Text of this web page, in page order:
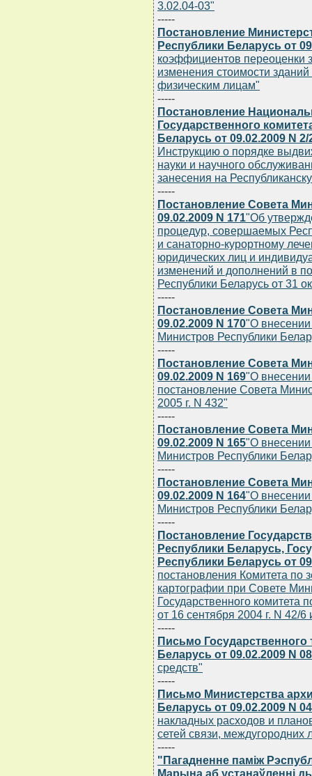
3.02.04-03"
-----
Постановление
Республики Беларусь от
коэффициентов переоценки
изменения стоимости
физическим лицам"
-----
Постановление
Государственного
Беларусь от 09.02.2009 N 2/
Инструкцию о порядке
науки и научного
занесения на
-----
Постановление Совета
09.02.2009 N 171"Об
процедур, совершаемых
и санаторно-курортному
юридических лиц и
изменений и дополнений в
Республики Беларусь от 31
-----
Постановление Совета
09.02.2009 N 170"О
Министров Республики
-----
Постановление Совета
09.02.2009 N 169"О
постановление Совета
2005 г. N 432"
-----
Постановление Совета
09.02.2009 N 165"О
Министров Республики
-----
Постановление Совета
09.02.2009 N 164"О
Министров Республики
-----
Постановление
Республики Беларусь,
Республики Беларусь от
постановления Комитета по
картографии при Совете
Государственного комитета
от 16 сентября 2004 г. N 42/
-----
Письмо
Беларусь от 09.02.2009 N
средств"
-----
Письмо Министерства
Беларусь от 09.02.2009 N
накладных расходов и
сетей связи, междугородних
-----
"Пагадненне памiж
Марына аб устанаўленнi